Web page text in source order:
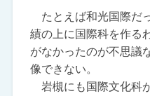
たとえば和光国際だ
績の上に国際科を作る
がなかったのが不思議
像できない。
岩槻にも国際文化科